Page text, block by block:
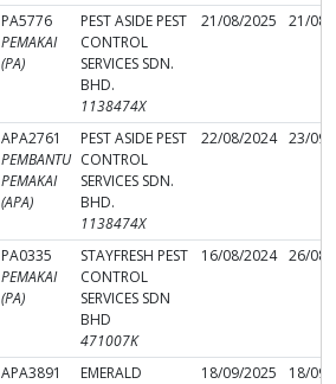
PA5776
PEMAKAI
(PA)
PEST ASIDE PEST
CONTROL
SERVICES SDN.
BHD.
1138474X
21/08/2025 21/08/
APA2761
PEMBANTU
PEMAKAI
(APA)
PEST ASIDE PEST
CONTROL
SERVICES SDN.
BHD.
1138474X
22/08/2024 23/09/
PA0335
PEMAKAI
(PA)
STAYFRESH PEST
CONTROL
SERVICES SDN
BHD
471007K
16/08/2024 26/08/
APA3891 EMERALD 18/09/2025 18/09/